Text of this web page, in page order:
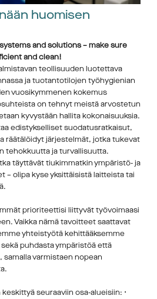
huomisen
and solutions – make sure
and clean!
teollisuuden luotettava
ja tuotantotilojen työhygienian
vuosikymmenen kokemus
on tehnyt meistä arvostetun
kyvystään hallita kokonaisuuksia.
edistykselliset suodatusratkaisut,
räätälöidyt järjestelmät, jotka tukevat
tehokkuutta ja turvallisuutta.
täyttävät tiukimmatkin ympäristö- ja
– olipa kyse yksittäisistä laitteista tai
prioriteettisi liittyvät työvoimaasi
Vaikka nämä tavoitteet saattavat
yhteistyötä kehittääksemme
puhdasta ympäristöä että
varmistaen nopean
seuraaviin osa-alueisiin: •